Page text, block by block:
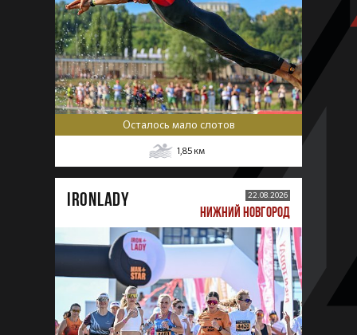
Осталось мало слотов
1,85 км
IRONLADY 22.08.2026
НИЖНИЙ НОВГОРОД